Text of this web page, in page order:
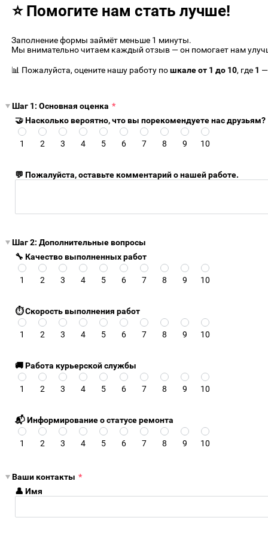
⭐ Помогите нам стать лучше!
Заполнение формы займёт меньше 1 минуты.
Мы внимательно читаем каждый отзыв — он помогает нам
📊 Пожалуйста, оцените нашу работу пошкале от 1 до 10, где 1
Шаг 1: Основная оценка *
🤝 Насколько вероятно, что вы порекомендуете нас друзьям?
1 2 3 4 5 6 7 8 9 10
💬 Пожалуйста, оставьте комментарий о нашей работе.
Шаг 2: Дополнительные вопросы
🔧 Качество выполненных работ
1 2 3 4 5 6 7 8 9 10
⏱️ Скорость выполнения работ
1 2 3 4 5 6 7 8 9 10
🚚 Работа курьерской службы
1 2 3 4 5 6 7 8 9 10
📬 Информирование о статусе ремонта
1 2 3 4 5 6 7 8 9 10
Ваши контакты *
👤 Имя